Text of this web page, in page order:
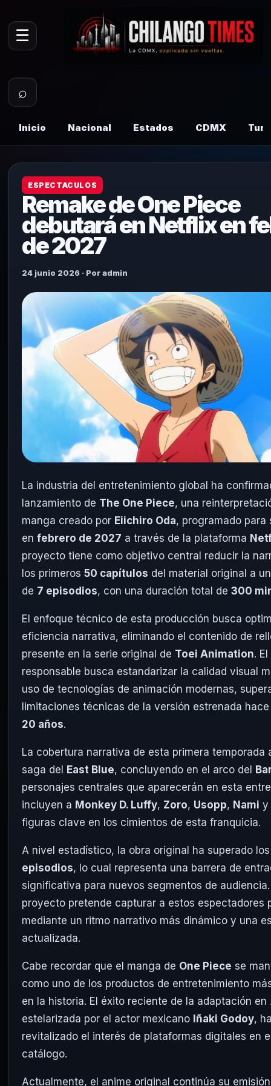
☰
⌕
Inicio Nacional Estados CDMX
ESPECTACULOS
Remake de One Piece
debutará en Netflix en
de 2027
24 junio 2026 · Por admin
La industria del entretenimiento global ha
lanzamiento de The One Piece, una
manga creado por Eiichiro Oda, programado para
en febrero de 2027 a través de la plataforma
proyecto tiene como objetivo central reducir la
los primeros 50 capítulos del material original a
de 7 episodios, con una duración total de 300
El enfoque técnico de esta producción busca
eficiencia narrativa, eliminando el contenido de
presente en la serie original de Toei Animation.
responsable busca estandarizar la calidad visual
uso de tecnologías de animación modernas,
limitaciones técnicas de la versión estrenada
20 años.
La cobertura narrativa de esta primera temporada
saga del
East Blue, concluyendo en el arco del
personajes centrales que aparecerán en esta
incluyen a Monkey D. Luffy, Zoro, Usopp, Nami y
figuras clave en los cimientos de esta franquicia.
A nivel estadístico, la obra original ha superado
episodios, lo cual representa una barrera de
significativa para nuevos segmentos de audiencia.
proyecto pretende capturar a estos espectadores
mediante un ritmo narrativo más dinámico y una
actualizada.
Cabe recordar que el manga de One Piece se
como uno de los productos de entretenimiento
en la historia. El éxito reciente de la adaptación en
estelarizada por el actor mexicano Iñaki Godoy,
revitalizado el interés de plataformas digitales en
catálogo.
Actualmente, el anime original continúa su